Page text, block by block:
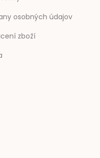
osobných údajov
zboží